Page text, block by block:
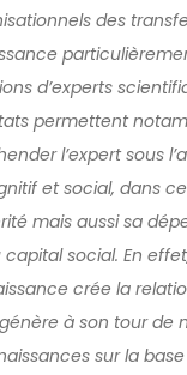
des
d’experts
permettent
l’expert sous
et social, dans
mais aussi sa
capital social. En
crée la
à son tour de
sur la base